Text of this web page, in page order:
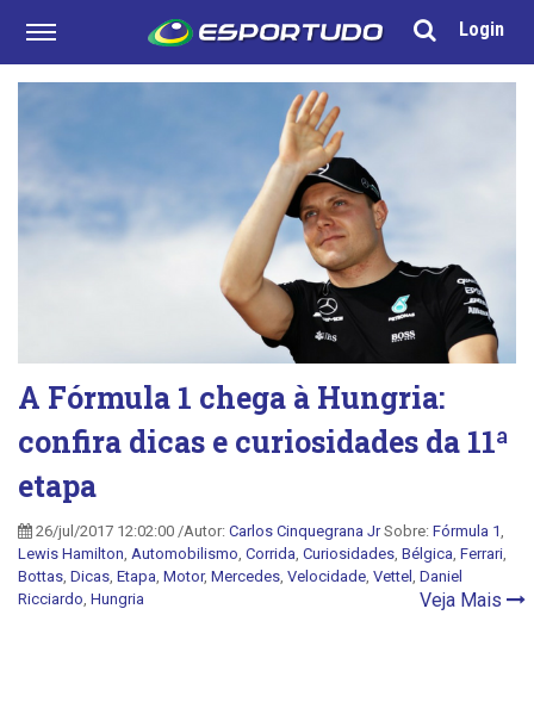
Login
A Fórmula 1 chega à Hungria:
confira dicas e curiosidades da 11ª
etapa
26/jul/2017 12:02:00 /Autor: Carlos Cinquegrana JrSobre: Fórmula 1
Lewis Hamilton Automobilismo Corrida Curiosidades Bélgica Ferrari
Bottas Dicas Etapa Motor, Mercedes Velocidade Vettel Daniel
Ricciardo Hungria Veja Mais